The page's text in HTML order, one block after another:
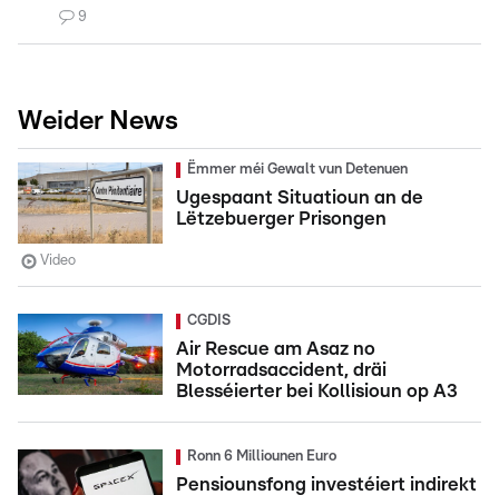
9
Weider News
Ëmmer méi Gewalt vun Detenuen
Ugespaant Situatioun an de
Lëtzebuerger Prisongen
Video
CGDIS
Air Rescue am Asaz no
Motorradsaccident, dräi
Blesséierter bei Kollisioun op A3
Ronn 6 Milliounen Euro
Pensiounsfong investéiert indirekt